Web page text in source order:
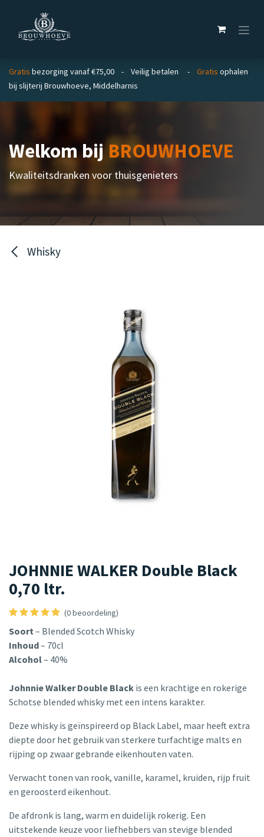
Gratis bezorging vanaf €75,00 - Veilig betalen - Gratis ophalen
bij slijterij Brouwhoeve, Middelharnis
Welkom bijBROUWHOEVE
Kwaliteitsdranken voor thuisgenieters
Whisky
JOHNNIE WALKER Double Black
0,70 ltr.
(0 beoordeling)
Soort– Blended Scotch Whisky
Inhoud– 70cl
Alcohol– 40%
Johnnie Walker Double Black is een krachtige en rokerige
Schotse blended whisky met een intens karakter.
Deze whisky is geïnspireerd op Black Label, maar heeft extra
diepte door het gebruik van sterkere turfachtige malts en
rijping op zwaar gebrande eikenhouten vaten.
Verwacht tonen van rook, vanille, karamel, kruiden, rijp fruit
en geroosterd eikenhout.
De afdronk is lang, warm en duidelijk rokerig. Een
uitstekende keuze voor liefhebbers van stevige blended